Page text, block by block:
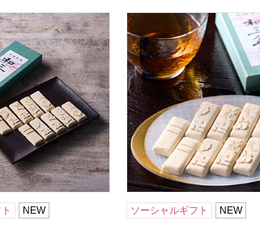
士屋 和三盆 長箱【年間ギフト】
NEW
小男鹿本舗 冨士屋 和
ソーシャルギフト NEW